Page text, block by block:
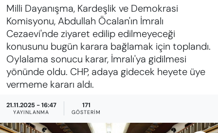
Milli Dayanışma, Kardeşlik ve Demokrasi
Komisyonu, Abdullah Öcalan'ın İmralı
Cezaevi'nde ziyaret edilip edilmeyeceği
konusunu bugün karara bağlamak için toplandı.
Oylalama sonucu karar, İmralı'ya gidilmesi
yönünde oldu. CHP, adaya gidecek heyete üye
vermeme kararı aldı.
21.11.2025 - 16:47
YAYINLANMA
171
GÖSTERIM
GÜNDEM
EĞİTİM
KADIN
SAĞLIK
SPOR
Tüm Manşetler
Son Dakika Haberleri
Haber Arşivi